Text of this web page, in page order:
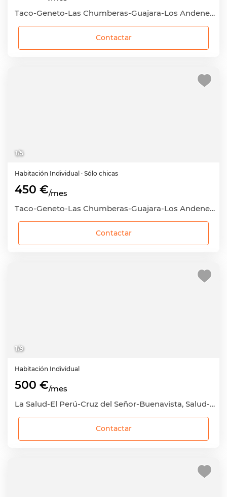
Taco-Geneto-Las Chumberas-Guajara-Los Andenes, San Cristóbal de La Laguna, Santa Cruz de Tenerife
Contactar
1/5
Habitación Individual · Sólo chicas
450 €/mes
Taco-Geneto-Las Chumberas-Guajara-Los Andenes, San Cristóbal de La Laguna, Santa Cruz de Tenerife
Contactar
1/9
Habitación Individual
500 €/mes
La Salud-El Perú-Cruz del Señor-Buenavista, Salud-La Salle, Santa Cruz de Tenerife Capital, Santa Cruz de Tenerife
Contactar